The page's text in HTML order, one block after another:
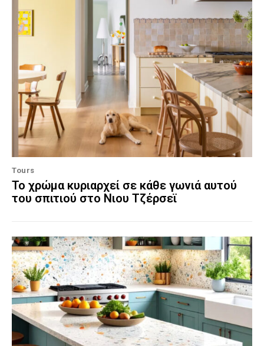
Tours
Το χρώμα κυριαρχεί σε κάθε γωνιά αυτού
του σπιτιού στο Νιου Τζέρσεϊ